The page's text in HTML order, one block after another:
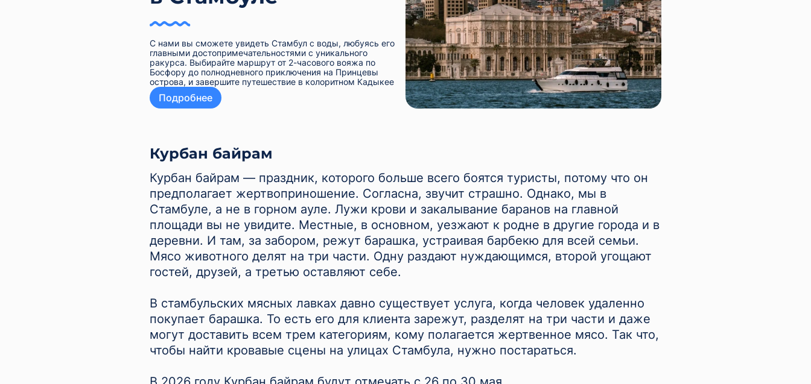
С нами вы сможете увидеть Стамбул с воды, любуясь его
главными достопримечательностями с уникального
ракурса. Выбирайте маршрут от 2-часового вояжа по
Босфору до полнодневного приключения на Принцевы
острова, и завершите путешествие в колоритном Кадыкее
Подробнее
Курбан байрам
Курбан байрам — праздник, которого больше всего боятся туристы, потому что он
предполагает жертвоприношение. Согласна, звучит страшно. Однако, мы в
Стамбуле, а не в горном ауле. Лужи крови и закалывание баранов на главной
площади вы не увидите. Местные, в основном, уезжают к родне в другие города и в
деревни. И там, за забором, режут барашка, устраивая барбекю для всей семьи.
Мясо животного делят на три части. Одну раздают нуждающимся, второй угощают
гостей, друзей, а третью оставляют себе.
В стамбульских мясных лавках давно существует услуга, когда человек удаленно
покупает барашка. То есть его для клиента зарежут, разделят на три части и даже
могут доставить всем трем категориям, кому полагается жертвенное мясо. Так что,
чтобы найти кровавые сцены на улицах Стамбула, нужно постараться.